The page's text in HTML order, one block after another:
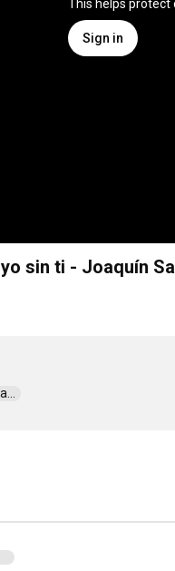
This helps protect
Sign in
sin ti - Joaquín